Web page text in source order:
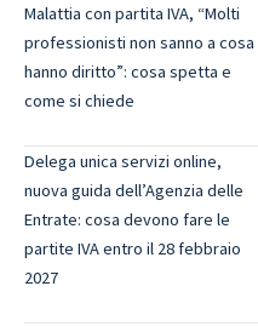
Malattia con partita IVA, “Molti
professionisti non sanno a cosa
hanno diritto”: cosa spetta e
come si chiede
Delega unica servizi online,
nuova guida dell’Agenzia delle
Entrate: cosa devono fare le
partite IVA entro il 28 febbraio
2027